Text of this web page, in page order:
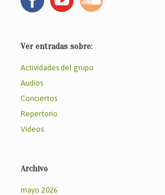
Ver entradas sobre:
Actividades del grupo
Audios
Conciertos
Repertorio
Vídeos
Archivo
mayo 2026